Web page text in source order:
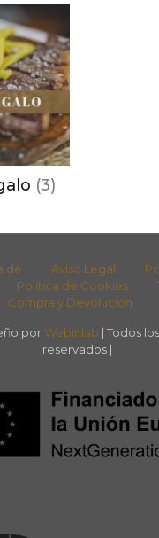
(3)
de Aviso Legal
Política de Cookies
Compra y Devolución
por Webinlab | Todos
reservados |